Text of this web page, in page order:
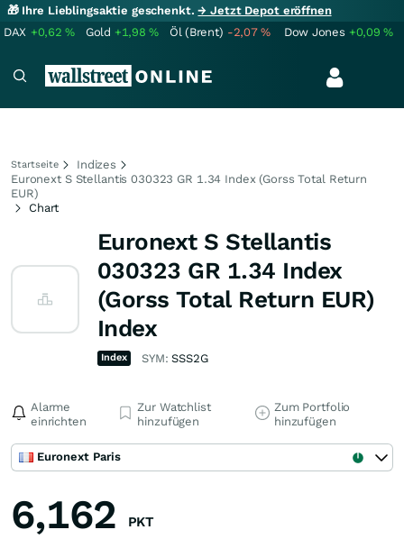
🎁 Ihre Lieblingsaktie geschenkt.→ Jetzt Depot eröffnen
DAX +0,62% Gold +1,98% Öl (Brent) -2,07% Dow Jones +0,09%
Startseite
Indizes
Euronext S Stellantis 030323 GR 1.34 Index (Gorss Total Return
EUR)
Chart
Euronext S Stellantis
030323 GR 1.34 Index
(Gorss Total Return EUR)
Index
Index SYM:SSS2G
Alarme
einrichten
Zur Watchlist
hinzufügen
Zum Portfolio
hinzufügen
Euronext Paris
6,162 PKT